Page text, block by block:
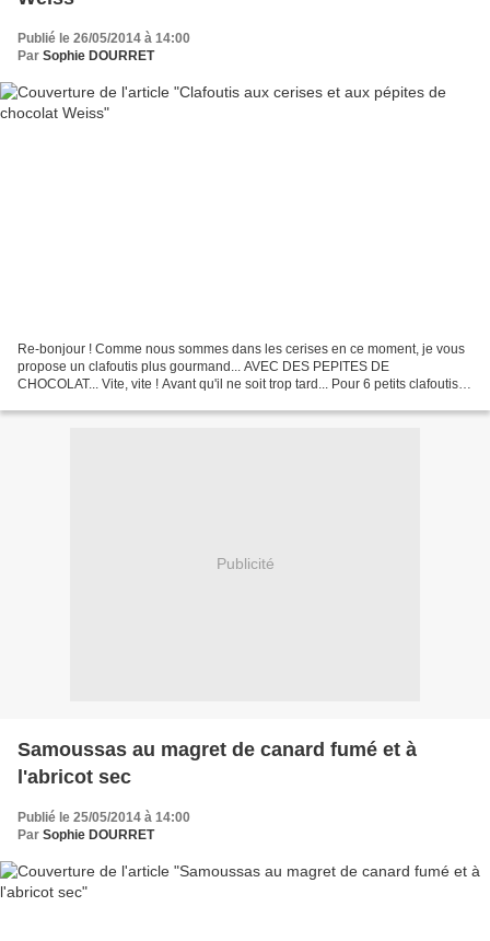
Publié le 26/05/2014 à 14:00
Par Sophie DOURRET
Re-bonjour ! Comme nous sommes dans les cerises en ce moment, je vous
propose un clafoutis plus gourmand... AVEC DES PEPITES DE
CHOCOLAT... Vite, vite ! Avant qu'il ne soit trop tard... Pour 6 petits clafoutis
Publicité
Samoussas au magret de canard fumé et à
l'abricot sec
Publié le 25/05/2014 à 14:00
Par Sophie DOURRET